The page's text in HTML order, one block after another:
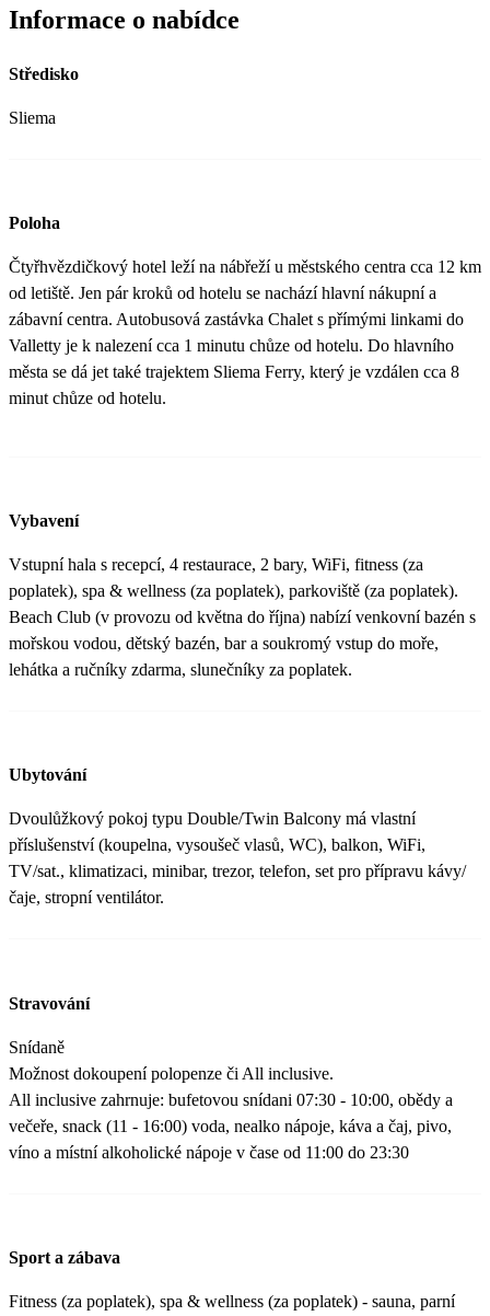
Informace o nabídce
Středisko
Sliema
Poloha
Čtyřhvězdičkový hotel leží na nábřeží u městského centra cca 12 km
od letiště. Jen pár kroků od hotelu se nachází hlavní nákupní a
zábavní centra. Autobusová zastávka Chalet s přímými linkami do
Valletty je k nalezení cca 1 minutu chůze od hotelu. Do hlavního
města se dá jet také trajektem Sliema Ferry, který je vzdálen cca 8
minut chůze od hotelu.
Vybavení
Vstupní hala s recepcí, 4 restaurace, 2 bary, WiFi, fitness (za
poplatek), spa & wellness (za poplatek), parkoviště (za poplatek).
Beach Club (v provozu od května do října) nabízí venkovní bazén s
mořskou vodou, dětský bazén, bar a soukromý vstup do moře,
lehátka a ručníky zdarma, slunečníky za poplatek.
Ubytování
Dvoulůžkový pokoj typu Double/Twin Balcony má vlastní
příslušenství (koupelna, vysoušeč vlasů, WC), balkon, WiFi,
TV/sat., klimatizaci, minibar, trezor, telefon, set pro přípravu kávy/
čaje, stropní ventilátor.
Stravování
Snídaně
Možnost dokoupení polopenze či All inclusive.
All inclusive zahrnuje: bufetovou snídani 07:30 - 10:00, obědy a
večeře, snack (11 - 16:00) voda, nealko nápoje, káva a čaj, pivo,
víno a místní alkoholické nápoje v čase od 11:00 do 23:30
Sport a zábava
Fitness (za poplatek), spa & wellness (za poplatek) - sauna, parní